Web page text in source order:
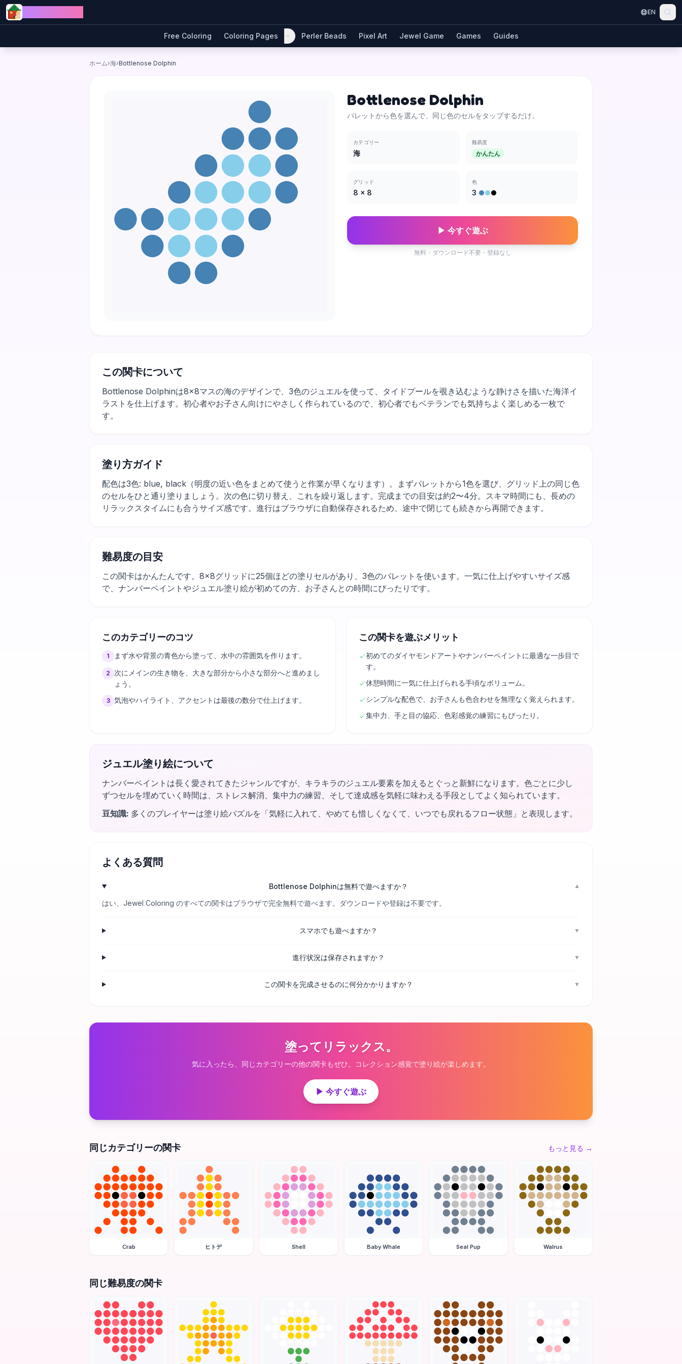
Skip to content
EN
Free Coloring Coloring Pages Perler Beads Pixel Art Jewel Game Games Guides
ホーム›海›Bottlenose Dolphin
Bottlenose Dolphin
パレットから色を選んで、同じ色のセルをタップするだけ。
カテゴリー
海
難易度
かんたん
グリッド
8 × 8
色
3
▶ 今すぐ遊ぶ
無料・ダウンロード不要・登録なし
この関卡について
Bottlenose Dolphinは8×8マスの海のデザインで、3色のジュエルを使って、タイドプールを覗き込むような静けさを描いた海洋イ
ラストを仕上げます。初心者やお子さん向けにやさしく作られているので、初心者でもベテランでも気持ちよく楽しめる一枚で
す。
塗り方ガイド
配色は3色: blue, black（明度の近い色をまとめて使うと作業が早くなります）。まずパレットから1色を選び、グリッド上の同じ色
のセルをひと通り塗りましょう。次の色に切り替え、これを繰り返します。完成までの目安は約2〜4分。スキマ時間にも、長めの
リラックスタイムにも合うサイズ感です。進行はブラウザに自動保存されるため、途中で閉じても続きから再開できます。
難易度の目安
この関卡はかんたんです。8×8グリッドに25個ほどの塗りセルがあり、3色のパレットを使います。一気に仕上げやすいサイズ感
で、ナンバーペイントやジュエル塗り絵が初めての方、お子さんとの時間にぴったりです。
このカテゴリーのコツ
1 まず水や背景の青色から塗って、水中の雰囲気を作ります。
2
次にメインの生き物を、大きな部分から小さな部分へと進めまし
ょう。
3 気泡やハイライト、アクセントは最後の数分で仕上げます。
この関卡を遊ぶメリット
✓初めてのダイヤモンドアートやナンバーペイントに最適な一歩目で
す。
✓休憩時間に一気に仕上げられる手頃なボリューム。
✓シンプルな配色で、お子さんも色合わせを無理なく覚えられます。
✓集中力、手と目の協応、色彩感覚の練習にもぴったり。
ジュエル塗り絵について
ナンバーペイントは長く愛されてきたジャンルですが、キラキラのジュエル要素を加えるとぐっと新鮮になります。色ごとに少し
ずつセルを埋めていく時間は、ストレス解消、集中力の練習、そして達成感を気軽に味わえる手段としてよく知られています。
豆知識: 多くのプレイヤーは塗り絵パズルを「気軽に入れて、やめても惜しくなくて、いつでも戻れるフロー状態」と表現します。
よくある質問
Bottlenose Dolphinは無料で遊べますか？ ▼
はい、Jewel Coloring のすべての関卡はブラウザで完全無料で遊べます。ダウンロードや登録は不要です。
スマホでも遊べますか？ ▼
進行状況は保存されますか？ ▼
この関卡を完成させるのに何分かかりますか？ ▼
塗ってリラックス。
気に入ったら、同じカテゴリーの他の関卡もぜひ。コレクション感覚で塗り絵が楽しめます。
▶ 今すぐ遊ぶ
同じカテゴリーの関卡 もっと見る →
Crab ヒトデ Shell Baby Whale Seal Pup Walrus
同じ難易度の関卡